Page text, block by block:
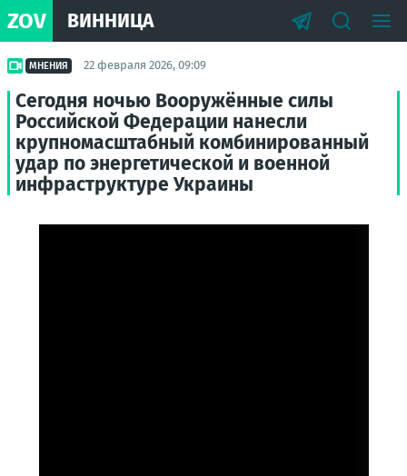
ZOV ВИННИЦА
МНЕНИЯ 22 февраля 2026, 09:09
Сегодня ночью Вооружённые силы
Российской Федерации нанесли
крупномасштабный комбинированный
удар по энергетической и военной
инфраструктуре Украины